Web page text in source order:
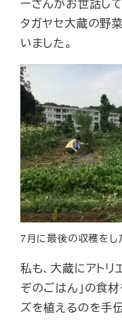
タガヤセ大蔵の野
いました。
7月に最後の収穫をし
私も、大蔵にアトリ
ぞのごはん」の食
ズを植えるのを手